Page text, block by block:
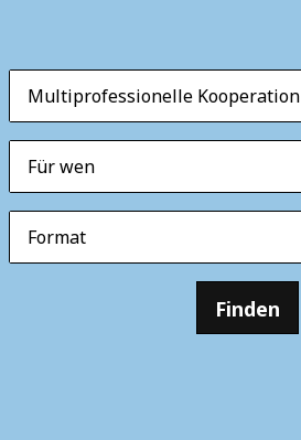
Multiprofessionelle Kooperation
Für wen
Format
Finden